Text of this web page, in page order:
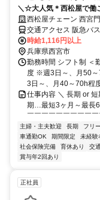
＼☆大人気＊西松屋で働
★時間固定だから私生活
西松屋チェーン 西宮
交通アクセス 阪急バス50系
バイク通勤OK ＊自転
時給1,116円以上
兵庫県西宮市
勤務時間 シフト制 ＜
度 ※週3日～、月50
3日～、月40～70h程度
仕事内容 ＼ 長期 or
期…最短3ヶ月～最長
￣￣￣￣￣￣￣￣￣￣
主婦・主夫歓迎 長期 フリ
車通勤OK
期間限定 未経験
社会保険完備
育休あり 交
賞与年2回あり
正社員